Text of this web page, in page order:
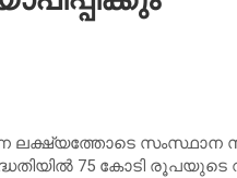
ലക്ഷ്യത്തോടെ സംസ്ഥാന
75 കോടി രൂപയുടെ